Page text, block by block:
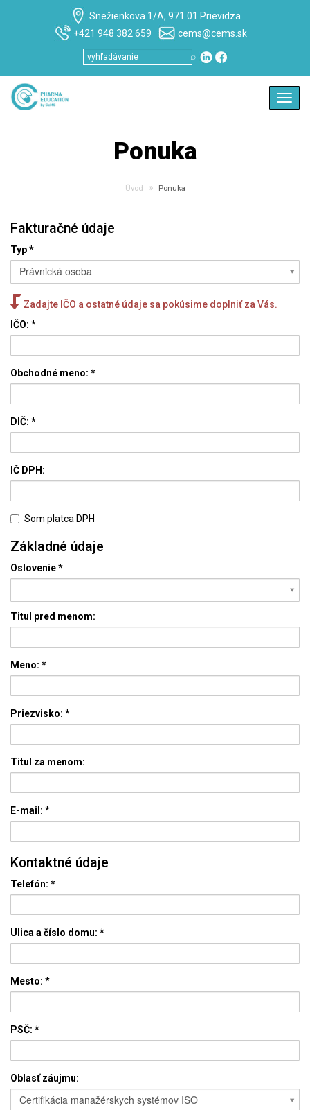
Snežienkova 1/A, 971 01 Prievidza
+421 948 382 659
cems@cems.sk
⌕
Ponuka
Úvod Ponuka
Fakturačné údaje
Typ*
Právnická osoba
Zadajte IČO a ostatné údaje sa pokúsime doplniť za Vás.
IČO: *
Obchodné meno: *
DIČ: *
IČ DPH:
Som platca DPH
Základné údaje
Oslovenie*
---
Titul pred menom:
Meno: *
Priezvisko: *
Titul za menom:
E-mail: *
Kontaktné údaje
Telefón: *
Ulica a číslo domu: *
Mesto: *
PSČ: *
Oblasť záujmu:
Certifikácia manažérskych systémov ISO